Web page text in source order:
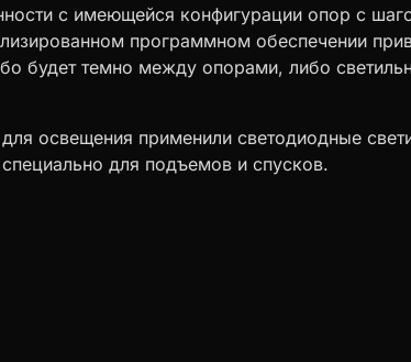
с имеющейся конфигурации опор с
программном обеспечении
будет темно между опорами, либо
освещения применили светодиодные
для подъемов и спусков.